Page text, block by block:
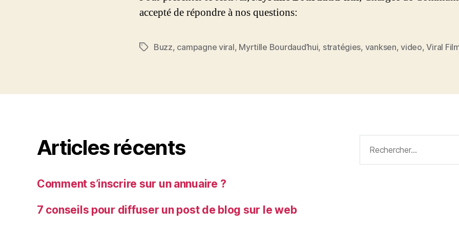
accepté de répondre à nos questions:
Étiquettes
Buzz, campagne viral, Myrtille Bourdaud’hui, stratégies, vanksen,video,Viral
Articles récents
Comment s’inscrire sur un annuaire ?
7 conseils pour diffuser un post de blog sur le web